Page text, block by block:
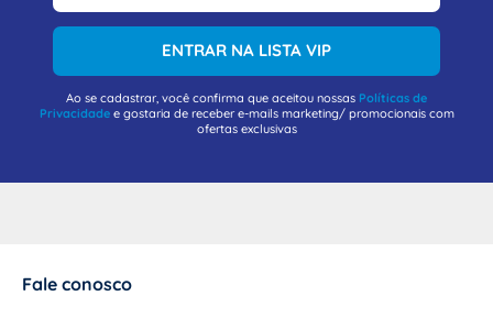
ENTRAR NA LISTA VIP
Ao se cadastrar, você confirma que aceitou nossas Políticas de
Privacidadee gostaria de receber e-mails marketing/ promocionais com
ofertas exclusivas
Fale conosco